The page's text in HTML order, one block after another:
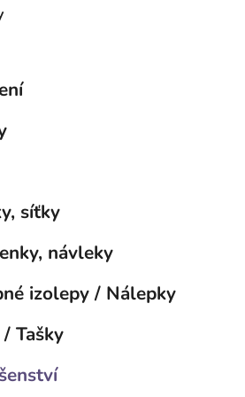
síťky
návleky
izolepy / Nálepky
Tašky